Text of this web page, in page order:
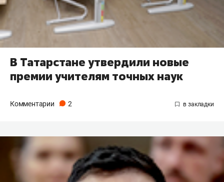
В Татарстане утвердили новые
премии учителям точных наук
Комментарии 2